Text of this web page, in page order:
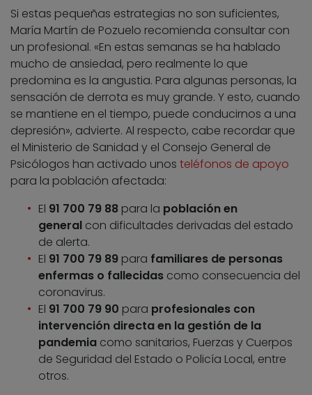
Si estas pequeñas estrategias no son suficientes,
María Martín de Pozuelo recomienda consultar con
un profesional. «En estas semanas se ha hablado
mucho de ansiedad, pero realmente lo que
predomina es la angustia. Para algunas personas, la
sensación de derrota es muy grande. Y esto, cuando
se mantiene en el tiempo, puede conducirnos a una
depresión», advierte. Al respecto, cabe recordar que
el Ministerio de Sanidad y el Consejo General de
Psicólogos han activado unos teléfonos de apoyo
para la población afectada:
El 91 700 79 88 para la población en
general con dificultades derivadas del estado
de alerta.
El 91 700 79 89 para familiares de personas
enfermas o fallecidas como consecuencia del
coronavirus.
El 91 700 79 90 para profesionales con
intervención directa en la gestión de la
pandemia como sanitarios, Fuerzas y Cuerpos
de Seguridad del Estado o Policía Local, entre
otros.